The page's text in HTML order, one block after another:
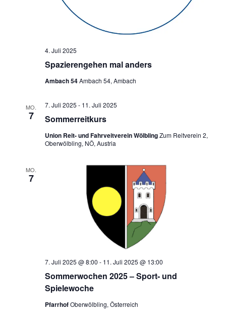
Spazierengehen mal anders
4. Juli 2025
Ambach 54Ambach 54, Ambach
MO.
7 Sommerreitkurs
7. Juli 2025 - 11. Juli 2025
Union Reit- und Fahrveitverein WölblingZum Reitverein 2,
Oberwölbling, NÖ, Austria
MO.
7
Sommerwochen 2025 – Sport- und
Spielewoche
7. Juli 2025 @ 8:00 - 11. Juli 2025 @ 13:00
PfarrhofOberwölbling, Österreich